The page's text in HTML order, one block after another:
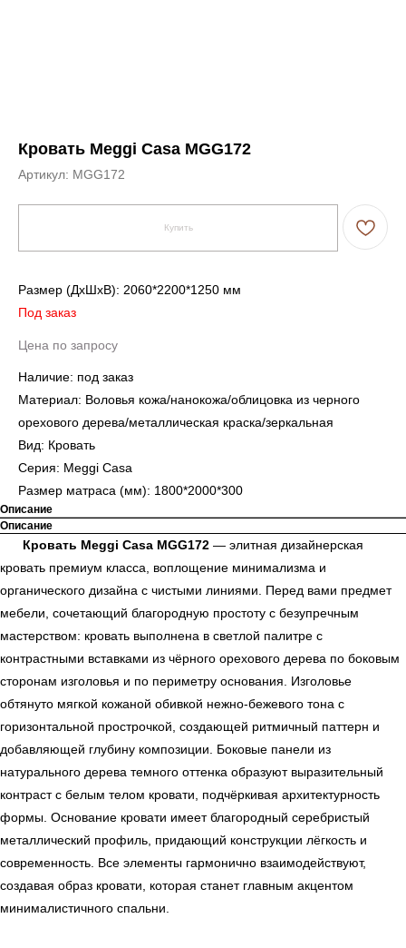
Кровать Meggi Casa MGG172
Артикул: MGG172
Купить
Размер (ДxШxВ): 2060*2200*1250 мм
Под заказ
Цена по запросу
Наличие: под заказ
Материал: Воловья кожа/нанокожа/облицовка из черного
орехового дерева/металлическая краска/зеркальная
Вид: Кровать
Серия: Meggi Casa
Размер матраса (мм): 1800*2000*300
Описание
Описание
Кровать Meggi Casa MGG172 — элитная дизайнерская
кровать премиум класса, воплощение минимализма и
органического дизайна с чистыми линиями. Перед вами предмет
мебели, сочетающий благородную простоту с безупречным
мастерством: кровать выполнена в светлой палитре с
контрастными вставками из чёрного орехового дерева по боковым
сторонам изголовья и по периметру основания. Изголовье
обтянуто мягкой кожаной обивкой нежно-бежевого тона с
горизонтальной прострочкой, создающей ритмичный паттерн и
добавляющей глубину композиции. Боковые панели из
натурального дерева темного оттенка образуют выразительный
контраст с белым телом кровати, подчёркивая архитектурность
формы. Основание кровати имеет благородный серебристый
металлический профиль, придающий конструкции лёгкость и
современность. Все элементы гармонично взаимодействуют,
создавая образ кровати, которая станет главным акцентом
минималистичного спальни.